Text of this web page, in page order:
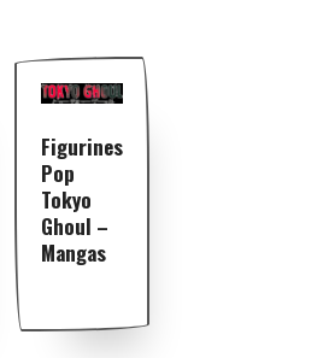
Figurines
Pop
Tokyo
Ghoul –
Mangas